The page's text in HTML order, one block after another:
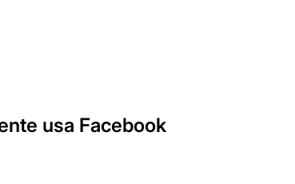
usa Facebook